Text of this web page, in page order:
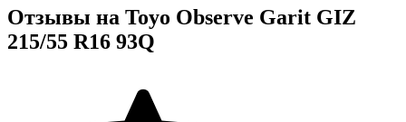
Отзывы на Toyo Observe Garit GIZ
215/55 R16 93Q